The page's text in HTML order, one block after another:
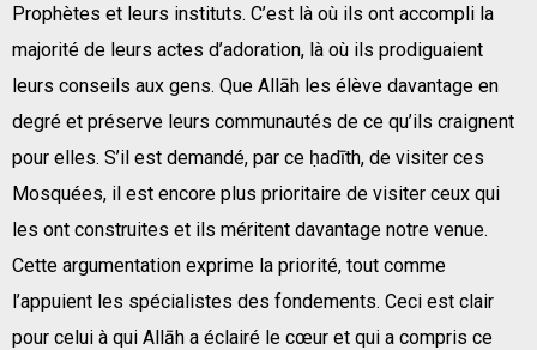
Prophètes et leurs instituts. C’est là où ils ont accompli la
majorité de leurs actes d’adoration, là où ils prodiguaient
leurs conseils aux gens. Que Allāh les élève davantage en
degré et préserve leurs communautés de ce qu’ils craignent
pour elles. S’il est demandé, par ce ḥadīth, de visiter ces
Mosquées, il est encore plus prioritaire de visiter ceux qui
les ont construites et ils méritent davantage notre venue.
Cette argumentation exprime la priorité, tout comme
l’appuient les spécialistes des fondements. Ceci est clair
pour celui à qui Allāh a éclairé le cœur et qui a compris ce